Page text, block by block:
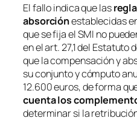
El fallo indica que las
absorciónestablecidas
que se fija el SMI no
en el art. 27,1 del Estatuto
que la compensación y
su conjunto y cómputo
12.600 euros, de forma
cuenta los
determinar si la